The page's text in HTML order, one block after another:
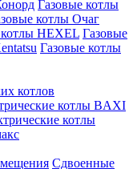
Газовые котлы
котлы Очаг
HEXEL Газовые
Газовые котлы
котлов
котлы BAXI
котлы
Сдвоенные